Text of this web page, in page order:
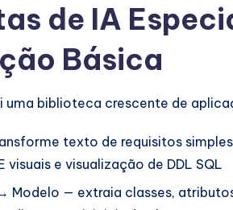
de IA
Básica
uma biblioteca crescente de
texto de requisitos
visuais e visualização de DDL SQL
Modelo — extraia classes,